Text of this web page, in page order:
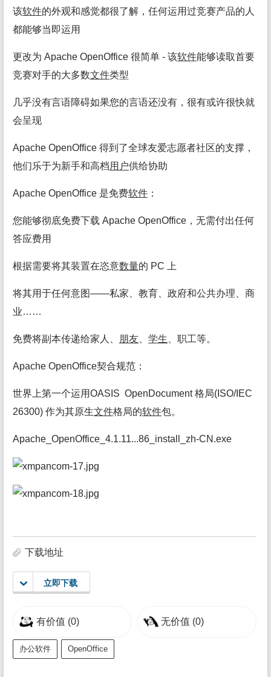
该软件的外观和感觉都很了解，任何运用过竞赛产品的人
都能够当即运用
更改为 Apache OpenOffice 很简单 - 该软件能够读取首要
竞赛对手的大多数文件类型
几乎没有言语障碍如果您的言语还没有，很有或许很快就
会呈现
Apache OpenOffice 得到了全球友爱志愿者社区的支撑，
他们乐于为新手和高档用户供给协助
Apache OpenOffice 是免费软件 ：
您能够彻底免费下载 Apache OpenOffice，无需付出任何
答应费用
根据需要将其装置在恣意数量的 PC 上
将其用于任何意图——私家、教育、政府和公共办理、商
业……
免费将副本传递给家人、 朋友 学生 、职工等。
Apache OpenOffice契合规范：
世界上第一个运用OASIS OpenDocument 格局(ISO/IEC
26300) 作为其原生文件格局的软件包。
Apache_OpenOffice_4.1.11...86_install_zh-CN.exe
下载地址
立即下载
有价值 (0) 无价值 (0)
办公软件 OpenOffice